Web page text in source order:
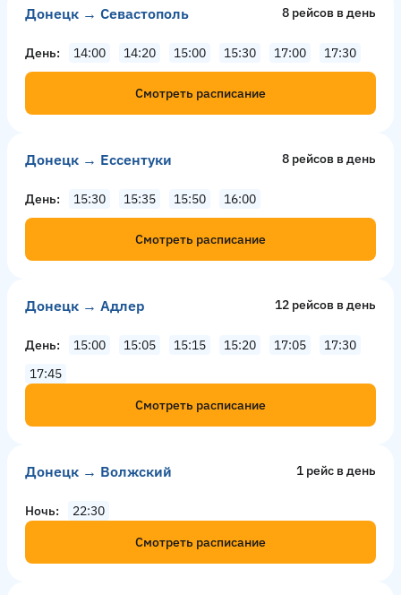
Донецк → Севастополь 8 рейсов в день
День 14:00 14:20 15:00 15:30 17:00 17:30
Смотреть расписание
Донецк → Ессентуки 8 рейсов в день
День 15:30 15:35 15:50 16:00
Смотреть расписание
Донецк → Адлер 12 рейсов в день
День 15:00 15:05 15:15 15:20 17:05
17:30
17:45
Смотреть расписание
Донецк → Волжский 1 рейс в день
Ночь
22:30
Смотреть расписание